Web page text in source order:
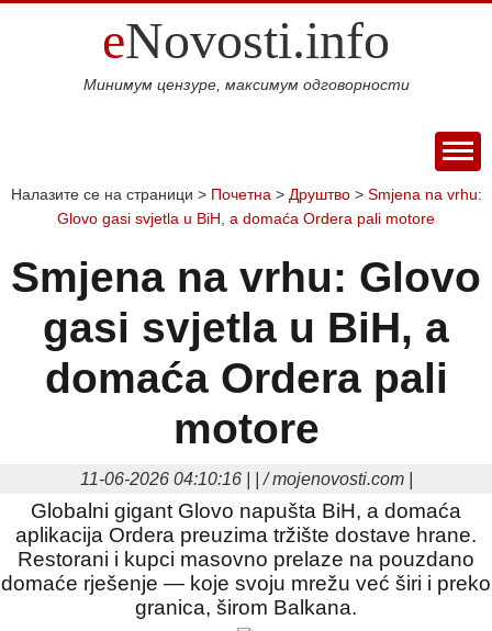
eNovosti.info
Минимум цензуре, максимум одговорности
ПОЧЕТНА
ВИЈЕСТИ
Свијет
Балкан
Србија
Република
Српска
Хроника
СПОРТ
Фудбал
Кошарка
Аутомото
МАГАЗИН
Занимљивости
Култура
Наука
Образовање
Шоу
ЕКОНОМИЈА
ДРУШТВО
КОЛУМНЕ
БЛОГ
О НАМА
Налазите се на страници > Почетна > Друштво> Smjena na vrhu:
Glovo gasi svjetla u BiH, a domaća Ordera pali motore
Smjena na vrhu: Glovo
gasi svjetla u BiH, a
domaća Ordera pali
motore
11-06-2026 04:10:16 | | / mojenovosti.com |
Globalni gigant Glovo napušta BiH, a domaća
aplikacija Ordera preuzima tržište dostave hrane.
Restorani i kupci masovno prelaze na pouzdano
domaće rješenje — koje svoju mrežu već širi i preko
granica, širom Balkana.